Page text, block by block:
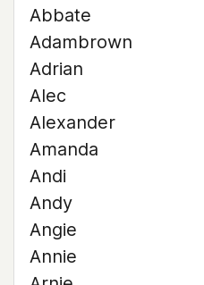
Abbate
Adambrown
Adrian
Alec
Alexander
Amanda
Andi
Andy
Angie
Annie